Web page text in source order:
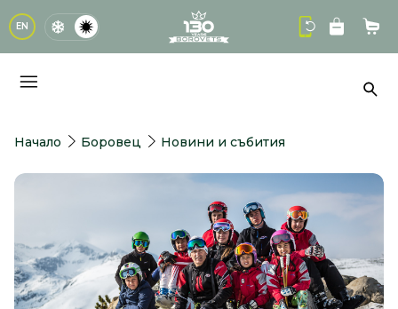
EN logo
Начало Боровец Новини и събития